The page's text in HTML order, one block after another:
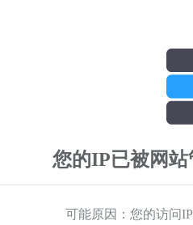
您的IP已被网
可能原因：您的访问